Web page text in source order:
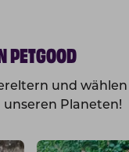
PETGOOD
und wählen
Planeten!